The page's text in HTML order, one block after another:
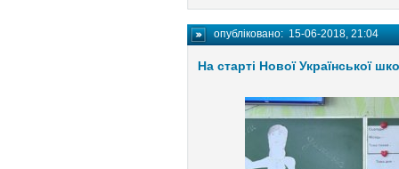
опубліковано:15-06-2018, 21:04
На старті Нової Української